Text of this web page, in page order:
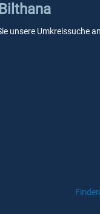
unsere Umkreissuche